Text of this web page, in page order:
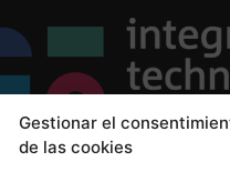
Gestionar el
de las cookies